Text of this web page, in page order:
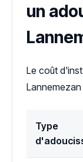
un
Le coût
Type